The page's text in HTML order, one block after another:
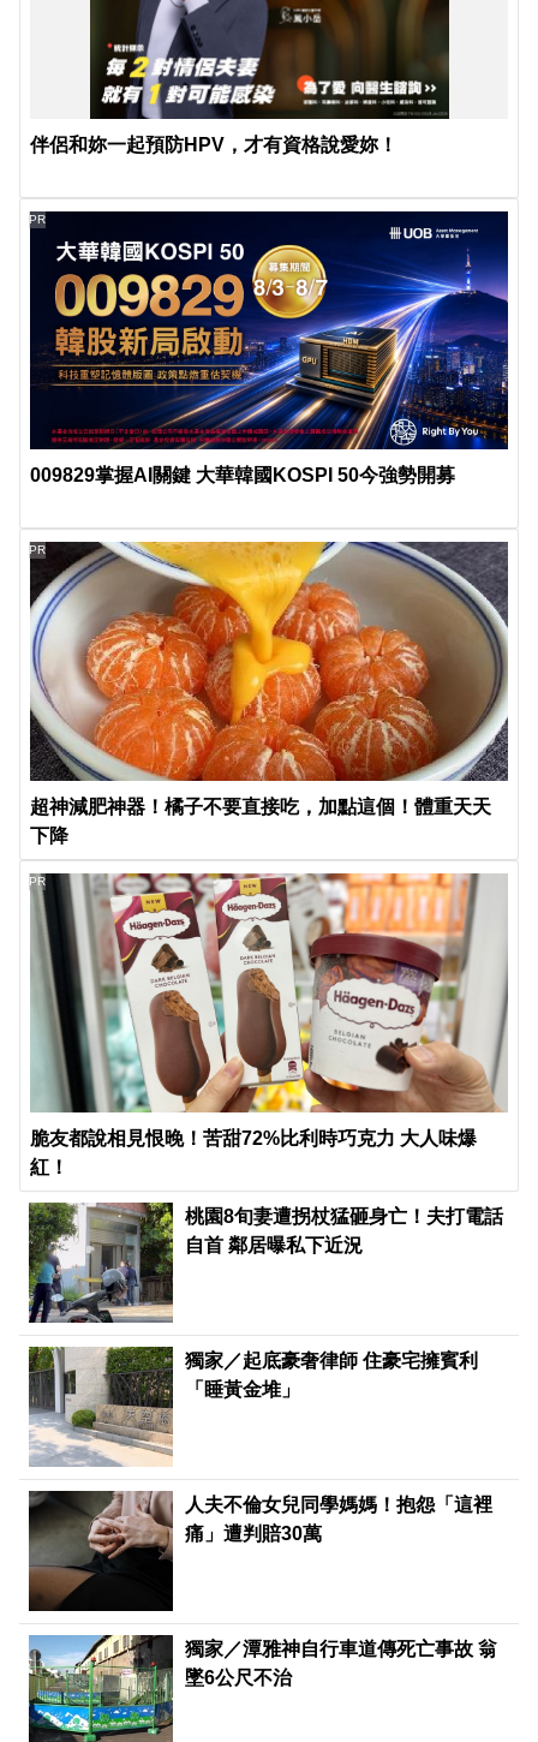
伴侶和妳一起預防HPV，才有資格說愛妳！
009829掌握AI關鍵 大華韓國KOSPI 50今強勢開募
PR
超神減肥神器！橘子不要直接吃，加點這個！體重天天
下降
PR
脆友都說相見恨晚！苦甜72%比利時巧克力 大人味爆
紅！
PR
桃園8旬妻遭拐杖猛砸身亡！夫打電話
自首 鄰居曝私下近況
獨家／起底豪奢律師 住豪宅擁賓利
「睡黃金堆」
人夫不倫女兒同學媽媽！抱怨「這裡
痛」遭判賠30萬
獨家／潭雅神自行車道傳死亡事故 翁
墜6公尺不治